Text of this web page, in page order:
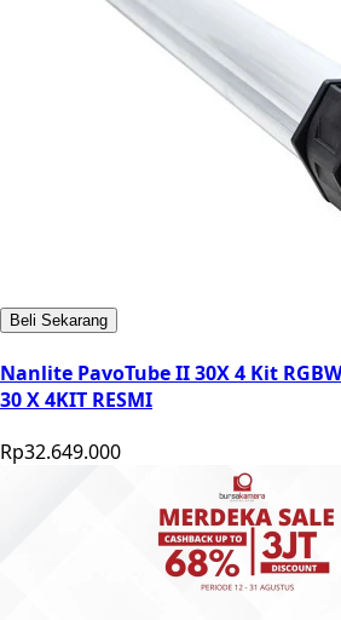
Beli Sekarang
Nanlite PavoTube II 30X 4 Kit
30 X 4KIT RESMI
Rp32.649.000